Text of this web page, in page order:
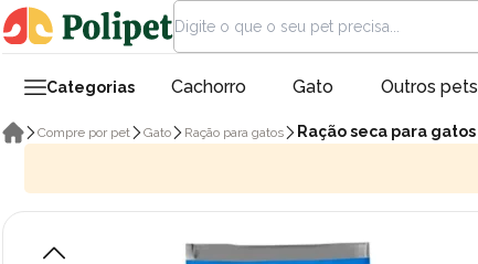
Categorias Cachorro Gato Outros pets
Compre por pet Gato Ração para gatos Ração seca para gatos